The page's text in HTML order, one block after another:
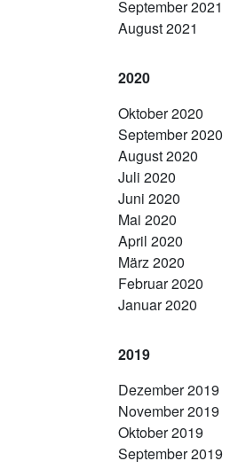
September 2021
August 2021
2020
Oktober 2020
September 2020
August 2020
Juli 2020
Juni 2020
Mai 2020
April 2020
März 2020
Februar 2020
Januar 2020
2019
Dezember 2019
November 2019
Oktober 2019
September 2019